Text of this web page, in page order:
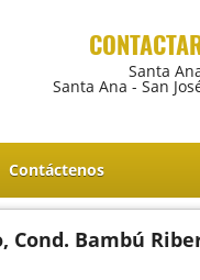
Santa
Santa Ana - San
Contáctenos
Bambú